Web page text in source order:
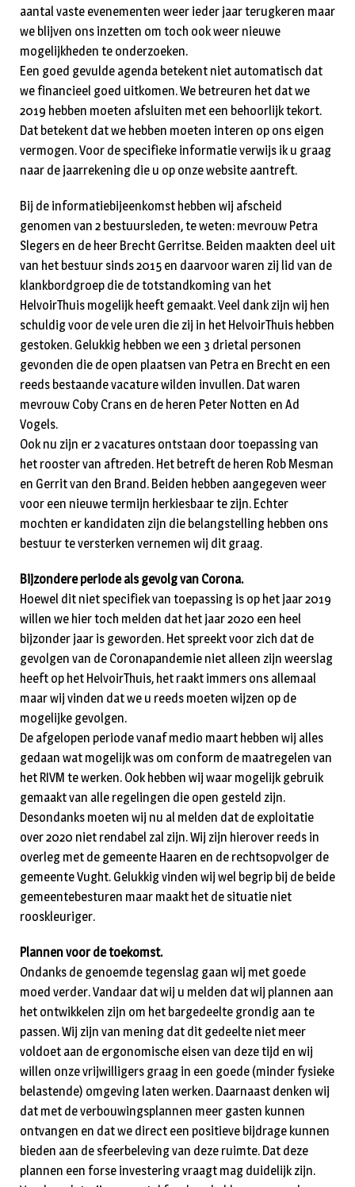
aantal vaste evenementen weer ieder jaar terugkeren maar
we blijven ons inzetten om toch ook weer nieuwe
mogelijkheden te onderzoeken.
Een goed gevulde agenda betekent niet automatisch dat
we financieel goed uitkomen. We betreuren het dat we
2019 hebben moeten afsluiten met een behoorlijk tekort.
Dat betekent dat we hebben moeten interen op ons eigen
vermogen. Voor de specifieke informatie verwijs ik u graag
naar de jaarrekening die u op onze website aantreft.
Bij de informatiebijeenkomst hebben wij afscheid
genomen van 2 bestuursleden, te weten: mevrouw Petra
Slegers en de heer Brecht Gerritse. Beiden maakten deel uit
van het bestuur sinds 2015 en daarvoor waren zij lid van de
klankbordgroep die de totstandkoming van het
HelvoirThuis mogelijk heeft gemaakt. Veel dank zijn wij hen
schuldig voor de vele uren die zij in het HelvoirThuis hebben
gestoken. Gelukkig hebben we een 3 drietal personen
gevonden die de open plaatsen van Petra en Brecht en een
reeds bestaande vacature wilden invullen. Dat waren
mevrouw Coby Crans en de heren Peter Notten en Ad
Vogels.
Ook nu zijn er 2 vacatures ontstaan door toepassing van
het rooster van aftreden. Het betreft de heren Rob Mesman
en Gerrit van den Brand. Beiden hebben aangegeven weer
voor een nieuwe termijn herkiesbaar te zijn. Echter
mochten er kandidaten zijn die belangstelling hebben ons
bestuur te versterken vernemen wij dit graag.
Bijzondere periode als gevolg van Corona.
Hoewel dit niet specifiek van toepassing is op het jaar 2019
willen we hier toch melden dat het jaar 2020 een heel
bijzonder jaar is geworden. Het spreekt voor zich dat de
gevolgen van de Coronapandemie niet alleen zijn weerslag
heeft op het HelvoirThuis, het raakt immers ons allemaal
maar wij vinden dat we u reeds moeten wijzen op de
mogelijke gevolgen.
De afgelopen periode vanaf medio maart hebben wij alles
gedaan wat mogelijk was om conform de maatregelen van
het RIVM te werken. Ook hebben wij waar mogelijk gebruik
gemaakt van alle regelingen die open gesteld zijn.
Desondanks moeten wij nu al melden dat de exploitatie
over 2020 niet rendabel zal zijn. Wij zijn hierover reeds in
overleg met de gemeente Haaren en de rechtsopvolger de
gemeente Vught. Gelukkig vinden wij wel begrip bij de beide
gemeentebesturen maar maakt het de situatie niet
rooskleuriger.
Plannen voor de toekomst.
Ondanks de genoemde tegenslag gaan wij met goede
moed verder. Vandaar dat wij u melden dat wij plannen aan
het ontwikkelen zijn om het bargedeelte grondig aan te
passen. Wij zijn van mening dat dit gedeelte niet meer
voldoet aan de ergonomische eisen van deze tijd en wij
willen onze vrijwilligers graag in een goede (minder fysieke
belastende) omgeving laten werken. Daarnaast denken wij
dat met de verbouwingsplannen meer gasten kunnen
ontvangen en dat we direct een positieve bijdrage kunnen
bieden aan de sfeerbeleving van deze ruimte. Dat deze
plannen een forse investering vraagt mag duidelijk zijn.